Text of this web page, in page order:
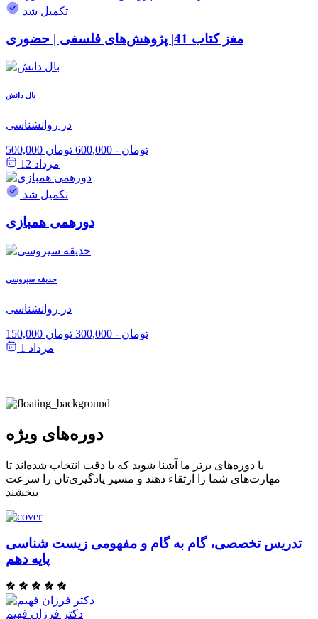
تکمیل شد
مغز کتاب 41| پژوهش‌های فلسفی | حضوری
بال دانش
در روانشناسی
500,000 تومان - 600,000 تومان
مرداد 12
تکمیل شد
دورهمی همبازی
حدیقه سیروسی
در روانشناسی
150,000 تومان - 300,000 تومان
مرداد 1
دوره‌های ویژه
با دوره‌های برتر ما آشنا شوید که با دقت انتخاب شده‌اند تا
مهارت‌های شما را ارتقاء دهند و مسیر یادگیری‌تان را سرعت
ببخشند
تدریس تخصصی، گام به گام و مفهومی زیست شناسی
پایه دهم
دکتر فرزان فهیم